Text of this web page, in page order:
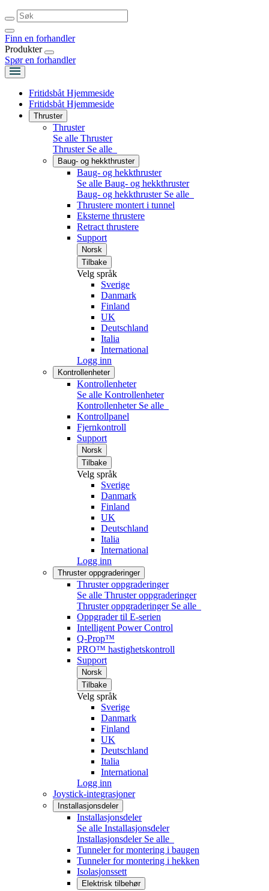
Finn en forhandler
Produkter
Spør en forhandler
Fritidsbåt Hjemmeside
Fritidsbåt Hjemmeside
Thruster
Thruster
Se alle Thruster
Thruster Se alle
Baug- og hekkthruster
Baug- og hekkthruster
Se alle Baug- og hekkthruster
Baug- og hekkthruster Se alle
Thrustere montert i tunnel
Eksterne thrustere
Retract thrustere
Support
Norsk
Tilbake
Velg språk
Sverige
Danmark
Finland
UK
Deutschland
Italia
International
Logg inn
Kontrollenheter
Kontrollenheter
Se alle Kontrollenheter
Kontrollenheter Se alle
Kontrollpanel
Fjernkontroll
Support
Norsk
Tilbake
Velg språk
Sverige
Danmark
Finland
UK
Deutschland
Italia
International
Logg inn
Thruster oppgraderinger
Thruster oppgraderinger
Se alle Thruster oppgraderinger
Thruster oppgraderinger Se alle
Oppgrader til E-serien
Intelligent Power Control
Q-Prop™
PRO™ hastighetskontroll
Support
Norsk
Tilbake
Velg språk
Sverige
Danmark
Finland
UK
Deutschland
Italia
International
Logg inn
Joystick-integrasjoner
Installasjonsdeler
Installasjonsdeler
Se alle Installasjonsdeler
Installasjonsdeler Se alle
Tunneler for montering i baugen
Tunneler for montering i hekken
Isolasjonssett
Elektrisk tilbehør